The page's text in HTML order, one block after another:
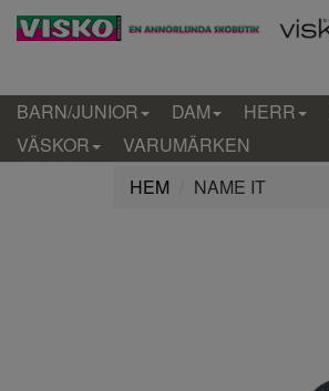
BARN/JUNIOR DAM HERR
VÄSKOR
VARUMÄRKEN
HEM
NAME IT